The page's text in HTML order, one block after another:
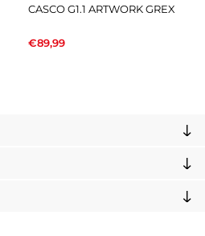
CASCO G1.1 ARTWORK GREX
€89,99